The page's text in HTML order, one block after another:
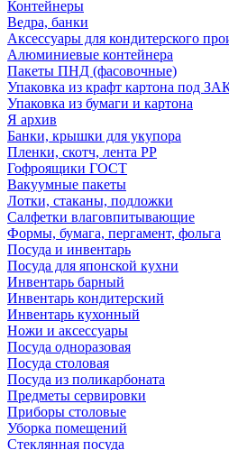
Контейнеры
Ведра, банки
Аксессуары для кондитерского
Алюминиевые контейнера
Пакеты ПНД (фасовочные)
Упаковка из крафт картона под
Упаковка из бумаги и картона
Я архив
Банки, крышки для укупора
Пленки, скотч, лента РР
Гофроящики ГОСТ
Вакуумные пакеты
Лотки, стаканы, подложки
Салфетки влаговпитывающие
Формы, бумага, пергамент, фольга
Посуда и инвентарь
Посуда для японской кухни
Инвентарь барный
Инвентарь кондитерский
Инвентарь кухонный
Ножи и аксессуары
Посуда одноразовая
Посуда столовая
Посуда из поликарбоната
Предметы сервировки
Приборы столовые
Уборка помещений
Стеклянная посуда